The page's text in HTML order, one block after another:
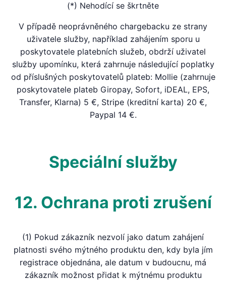
(*) Nehodící se škrtněte
V případě neoprávněného chargebacku ze strany
uživatele služby, například zahájením sporu u
poskytovatele platebních služeb, obdrží uživatel
služby upomínku, která zahrnuje následující poplatky
od příslušných poskytovatelů plateb: Mollie (zahrnuje
poskytovatele plateb Giropay, Sofort, iDEAL, EPS,
Transfer, Klarna) 5 €, Stripe (kreditní karta) 20 €,
Paypal 14 €.
Speciální služby
12. Ochrana proti zrušení
(1) Pokud zákazník nezvolí jako datum zahájení
platnosti svého mýtného produktu den, kdy byla jím
registrace objednána, ale datum v budoucnu, má
zákazník možnost přidat k mýtnému produktu